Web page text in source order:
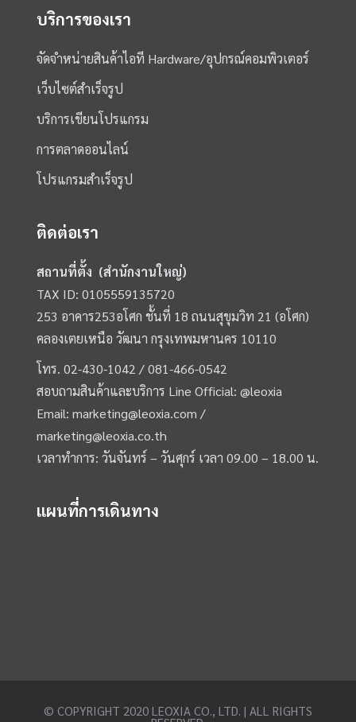
บริการของเรา
จัดจำหน่ายสินค้าไอที Hardware/อุปกรณ์คอมพิวเตอร์
เว็บไซต์สำเร็จรูป
บริการเขียนโปรแกรม
การตลาดออนไลน์
โปรแกรมสำเร็จรูป
ติดต่อเรา
สถานที่ตั้ง (สำนักงานใหญ่)
TAX ID: 0105559135720
253 อาคาร253อโศก ชั้นที่ 18 ถนนสุขุมวิท 21 (อโศก)
คลองเตยเหนือ วัฒนา กรุงเทพมหานคร 10110
โทร.02-430-1042 /081-466-0542
สอบถามสินค้าและบริการ Line Official:@leoxia
Email:marketing@leoxia.com /
marketing@leoxia.co.th
เวลาทำการ: วันจันทร์ – วันศุกร์ เวลา 09.00 – 18.00 น.
แผนที่การเดินทาง
© COPYRIGHT 2020 LEOXIA CO., LTD. | ALL RIGHTS